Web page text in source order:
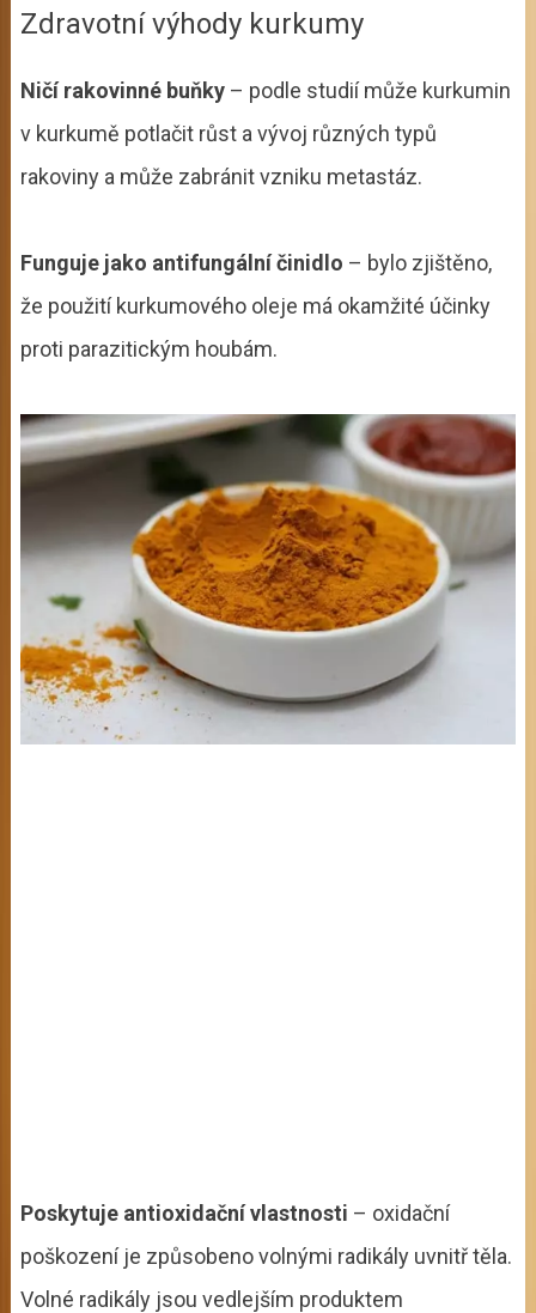
Zdravotní výhody kurkumy
Ničí rakovinné buňky– podle studií může kurkumin
v kurkumě potlačit růst a vývoj různých typů
rakoviny a může zabránit vzniku metastáz.
Funguje jako antifungální činidlo – bylo zjištěno,
že použití kurkumového oleje má okamžité účinky
proti parazitickým houbám.
Poskytuje antioxidační vlastnosti – oxidační
poškození je způsobeno volnými radikály uvnitř těla.
Volné radikály jsou vedlejším produktem